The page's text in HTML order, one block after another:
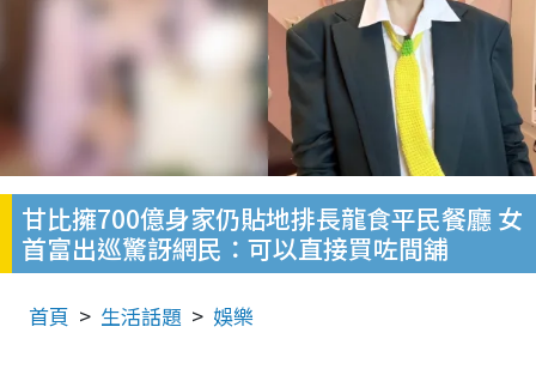
甘比擁700億身家仍貼地排長龍食平民餐廳 女
首富出巡驚訝網民：可以直接買咗間舖
首頁 生活話題 娛樂